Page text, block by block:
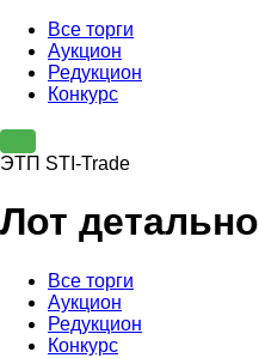
Все торги
Аукцион
Редукцион
Конкурс
ЭТП STI-Trade
Лот детально
Все торги
Аукцион
Редукцион
Конкурс